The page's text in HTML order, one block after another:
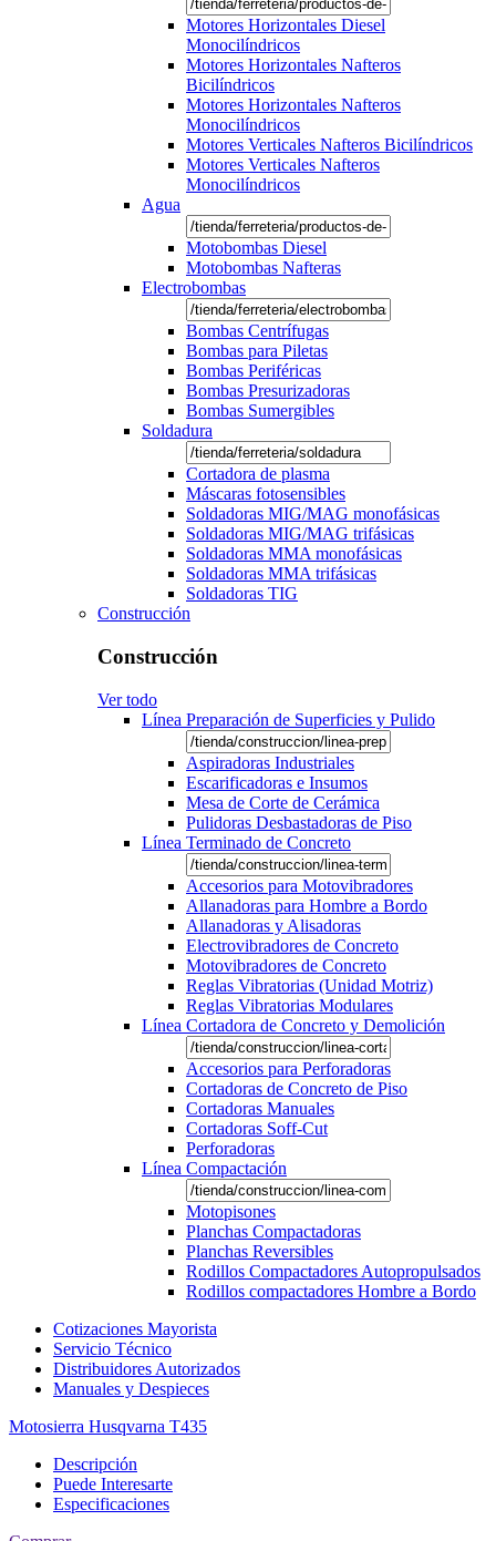
Motores Horizontales Diesel
Monocilíndricos
Motores Horizontales Nafteros
Bicilíndricos
Motores Horizontales Nafteros
Monocilíndricos
Motores Verticales Nafteros Bicilíndricos
Motores Verticales Nafteros
Monocilíndricos
Agua
Motobombas Diesel
Motobombas Nafteras
Electrobombas
Bombas Centrífugas
Bombas para Piletas
Bombas Periféricas
Bombas Presurizadoras
Bombas Sumergibles
Soldadura
Cortadora de plasma
Máscaras fotosensibles
Soldadoras MIG/MAG monofásicas
Soldadoras MIG/MAG trifásicas
Soldadoras MMA monofásicas
Soldadoras MMA trifásicas
Soldadoras TIG
Construcción
Construcción
Ver todo
Línea Preparación de Superficies y Pulido
Aspiradoras Industriales
Escarificadoras e Insumos
Mesa de Corte de Cerámica
Pulidoras Desbastadoras de Piso
Línea Terminado de Concreto
Accesorios para Motovibradores
Allanadoras para Hombre a Bordo
Allanadoras y Alisadoras
Electrovibradores de Concreto
Motovibradores de Concreto
Reglas Vibratorias (Unidad Motriz)
Reglas Vibratorias Modulares
Línea Cortadora de Concreto y Demolición
Accesorios para Perforadoras
Cortadoras de Concreto de Piso
Cortadoras Manuales
Cortadoras Soff-Cut
Perforadoras
Línea Compactación
Motopisones
Planchas Compactadoras
Planchas Reversibles
Rodillos Compactadores Autopropulsados
Rodillos compactadores Hombre a Bordo
Cotizaciones Mayorista
Servicio Técnico
Distribuidores Autorizados
Manuales y Despieces
Motosierra Husqvarna T435
Descripción
Puede Interesarte
Especificaciones